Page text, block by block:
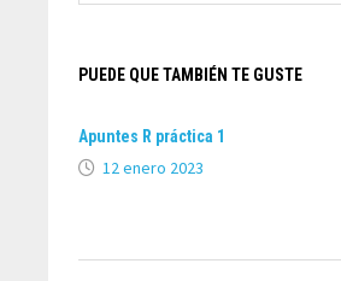
PUEDE QUE TAMBIÉN TE GUSTE
Apuntes R práctica 1
12 enero 2023